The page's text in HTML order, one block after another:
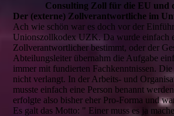
Consulting Zoll für die EU und
Der (externe) Zollverantwortliche im
Ach wie schön war es doch vor der
Unionszollkodex UZK. Da wurde einfach
Zollverantwortlicher bestimmt, oder der
Abteilungsleiter übernahm die Aufgabe
immer mit fundierten Fachkenntnissen.
nicht verlangt. In der Arbeits- und
musste einfach eine Person benannt
erfolgte also bisher eher Pro-Forma und
Es galt das Motto: " Einer muss es ja